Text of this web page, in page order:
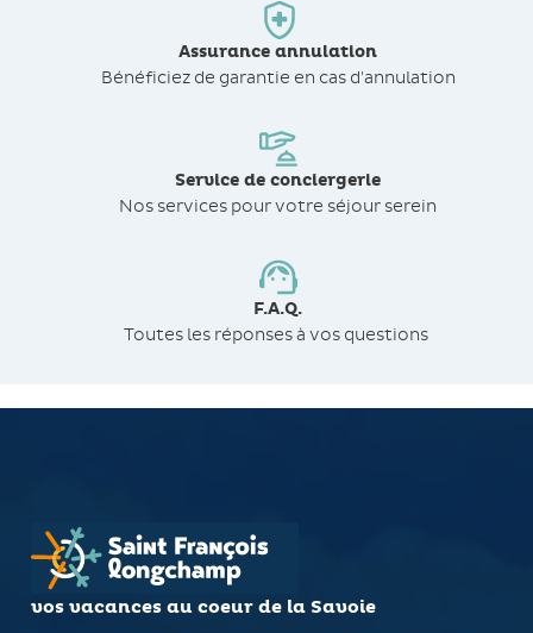
Assurance annulation
Bénéficiez de garantie en cas d'annulation
Service de conciergerie
Nos services pour votre séjour serein
F.A.Q.
Toutes les réponses à vos questions
vos vacances au coeur de la Savoie